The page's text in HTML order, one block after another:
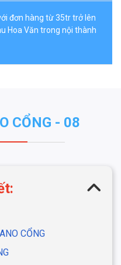
đơn hàng từ 35tr trở lên
Hoa Văn trong nội thành
CỔNG - 08
CỔNG